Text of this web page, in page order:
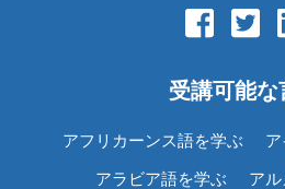
受講可能な
アフリカーンス語を学ぶ
アラビア語を学ぶ ア